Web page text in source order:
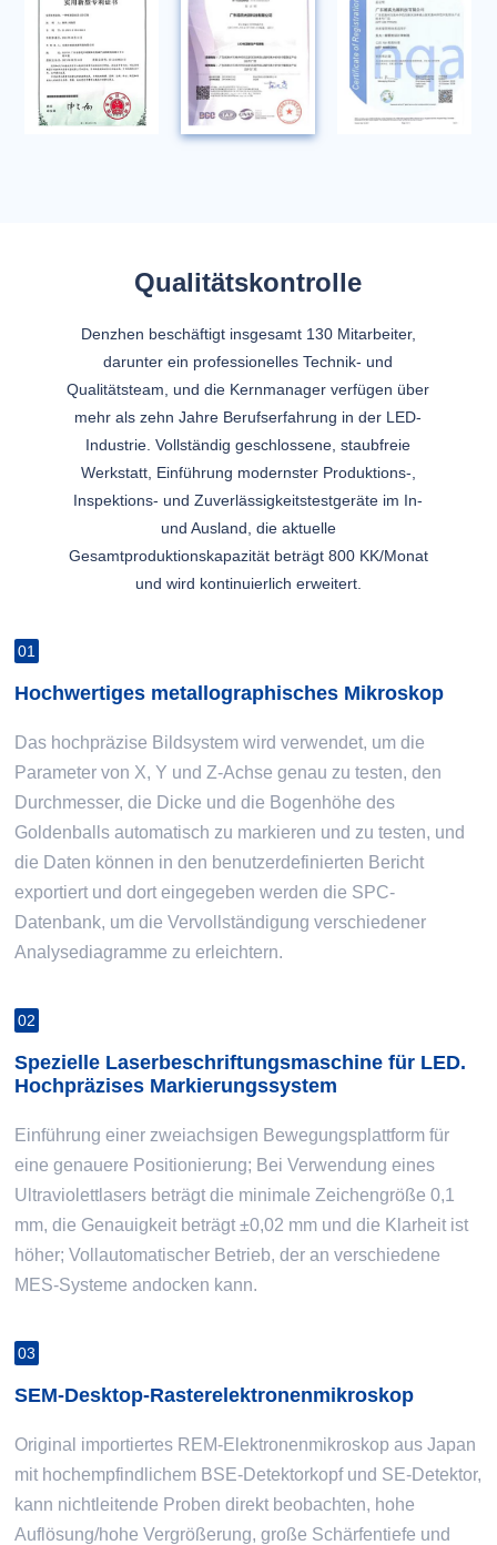
Qualitätskontrolle
Denzhen beschäftigt insgesamt 130 Mitarbeiter,
darunter ein professionelles Technik- und
Qualitätsteam, und die Kernmanager verfügen über
mehr als zehn Jahre Berufserfahrung in der LED-
Industrie. Vollständig geschlossene, staubfreie
Werkstatt, Einführung modernster Produktions-,
Inspektions- und Zuverlässigkeitstestgeräte im In-
und Ausland, die aktuelle
Gesamtproduktionskapazität beträgt 800 KK/Monat
und wird kontinuierlich erweitert.
01
Hochwertiges metallographisches Mikroskop
Das hochpräzise Bildsystem wird verwendet, um die
Parameter von X, Y und Z-Achse genau zu testen, den
Durchmesser, die Dicke und die Bogenhöhe des
Goldenballs automatisch zu markieren und zu testen, und
die Daten können in den benutzerdefinierten Bericht
exportiert und dort eingegeben werden die SPC-
Datenbank, um die Vervollständigung verschiedener
Analysediagramme zu erleichtern.
02
Spezielle Laserbeschriftungsmaschine für LED.
Hochpräzises Markierungssystem
Einführung einer zweiachsigen Bewegungsplattform für
eine genauere Positionierung; Bei Verwendung eines
Ultraviolettlasers beträgt die minimale Zeichengröße 0,1
mm, die Genauigkeit beträgt ±0,02 mm und die Klarheit ist
höher; Vollautomatischer Betrieb, der an verschiedene
MES-Systeme andocken kann.
03
SEM-Desktop-Rasterelektronenmikroskop
Original importiertes REM-Elektronenmikroskop aus Japan
mit hochempfindlichem BSE-Detektorkopf und SE-Detektor,
kann nichtleitende Proben direkt beobachten, hohe
Auflösung/hohe Vergrößerung, große Schärfentiefe und